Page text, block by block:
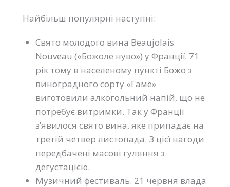
Найбільш популярні наступні:
Свято молодого вина Beaujolais
Nouveau («Божоле нуво») у Франції. 71
рік тому в населеному пункті Божо з
виноградного сорту «Гаме»
виготовили алкогольний напій, що не
потребує витримки. Так у Франції
з’явилося свято вина, яке припадає на
третій четвер листопада. З цієї нагоди
передбачені масові гуляння з
дегустацією.
Музичний фестиваль. 21 червня влада